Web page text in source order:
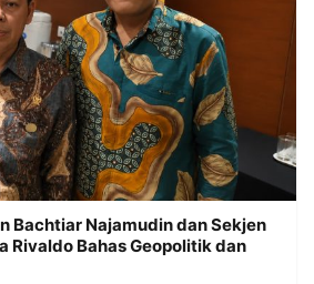
Bachtiar Najamudin dan Sekjen
Rivaldo Bahas Geopolitik dan